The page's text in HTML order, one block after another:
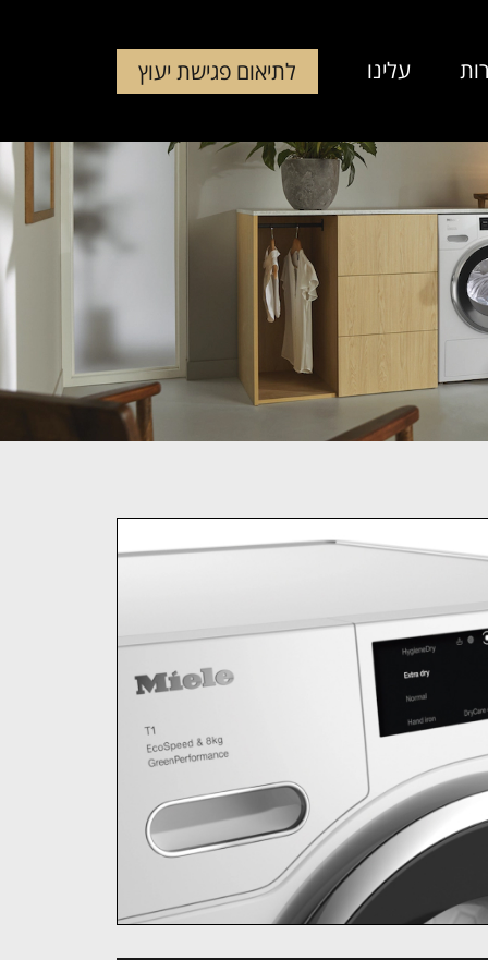
עלינו לתיאום פגישת יעוץ